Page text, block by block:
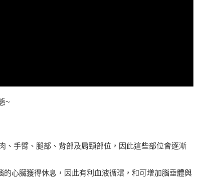
~
、手臂、腿部、背部及肩頸部位，因此這些部位會逐漸
心臟獲得休息，因此有利血液循環，和可增加腦垂體與